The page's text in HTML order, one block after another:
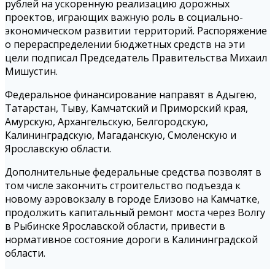
рублей на ускоренную реализацию дорожных
проектов, играющих важную роль в социально-
экономическом развитии территорий. Распоряжение
о перераспределении бюджетных средств на эти
цели подписал Председатель Правительства Михаил
Мишустин.
Федеральное финансирование направят в Адыгею,
Татарстан, Тыву, Камчатский и Приморский края,
Амурскую, Архангельскую, Белгородскую,
Калининградскую, Магаданскую, Смоленскую и
Ярославскую области.
Дополнительные федеральные средства позволят в
том числе закончить строительство подъезда к
новому аэровокзалу в городе Елизово на Камчатке,
продолжить капитальный ремонт моста через Волгу
в Рыбинске Ярославской области, привести в
нормативное состояние дороги в Калининградской
области.